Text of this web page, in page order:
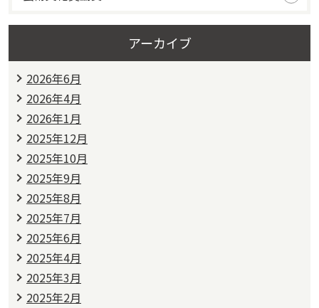
アーカイブ
2026年6月
2026年4月
2026年1月
2025年12月
2025年10月
2025年9月
2025年8月
2025年7月
2025年6月
2025年4月
2025年3月
2025年2月